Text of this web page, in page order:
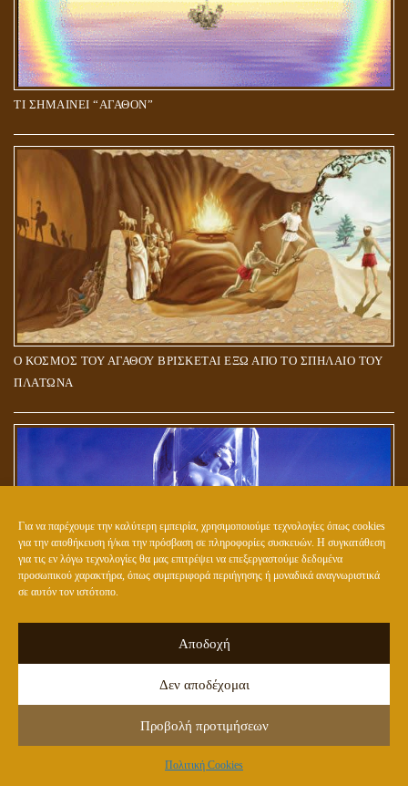
Για να παρέχουμε την καλύτερη εμπειρία, χρησιμοποιούμε τεχνολογίες όπως cookies
για την αποθήκευση ή/και την πρόσβαση σε πληροφορίες συσκευών. Η συγκατάθεση
για τις εν λόγω τεχνολογίες θα μας επιτρέψει να επεξεργαστούμε δεδομένα
προσωπικού χαρακτήρα, όπως συμπεριφορά περιήγησης ή μοναδικά αναγνωριστικά
σε αυτόν τον ιστότοπο.
Αποδοχή
Δεν αποδέχομαι
Προβολή προτιμήσεων
Πολιτική Cookies
ΤΙ ΣΗΜΑΙΝΕΙ “ΑΓΑΘΟΝ”
Ο ΚΟΣΜΟΣ ΤΟΥ ΑΓΑΘΟΥ ΒΡΙΣΚΕΤΑΙ ΕΞΩ ΑΠΟ ΤΟ ΣΠΗΛΑΙΟ ΤΟΥ
ΠΛΑΤΩΝΑ
ΕΤΟΙΜΑΖΟΥΝ ΤΟ ΝΕΟ (ΥΒΡΙΔΙΚΟ) ΕΙΔΟΣ ΑΝΘΡΩΠΟΥ;